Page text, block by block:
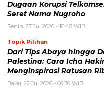
Dugaan Korupsi
Seret Nama Nugroho
Senin, 27 Jul 2026 - 18:48 WIB
Topik Pilihan
Dari Tips Abaya hingga
Palestina: Cara Icha
Menginspirasi Ratusan
Rabu, 22 Jul 2026 - 06:36 WIB